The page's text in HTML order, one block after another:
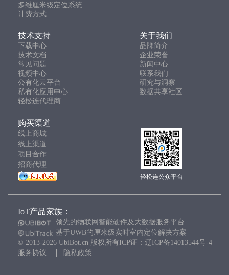
多维厘米级定位系统
计费方式
技术支持 关于我们
下载中心
品牌简介
技术文档
企业荣誉
常见问题
新闻中心
视频中心
联系我们
公有化云平台
研究与洞察
私有化应用中心
数据共享社区
轻松连代理商
购买渠道
线上商城
线上渠道
项目合作
招商代理
轻松连公众平台
IoT产品家族：
领先的物联网智能硬件及大数据服务平台
基于UWB的厘米级实时室内定位解决方案
© 2013-2026 UbiBot.cn 版权所有ICP证：辽ICP备14013544号-4
服务协议
隐私政策